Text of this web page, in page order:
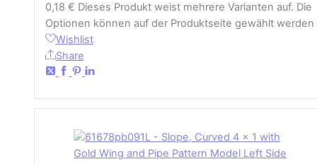
0,18 € Dieses Produkt weist mehrere Varianten auf. Die
Optionen können auf der Produktseite gewählt werden
Wishlist
Share